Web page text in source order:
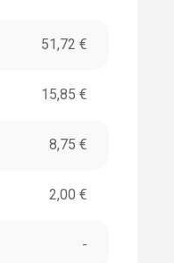
51,72 €
15,85 €
8,75 €
2,00 €
-